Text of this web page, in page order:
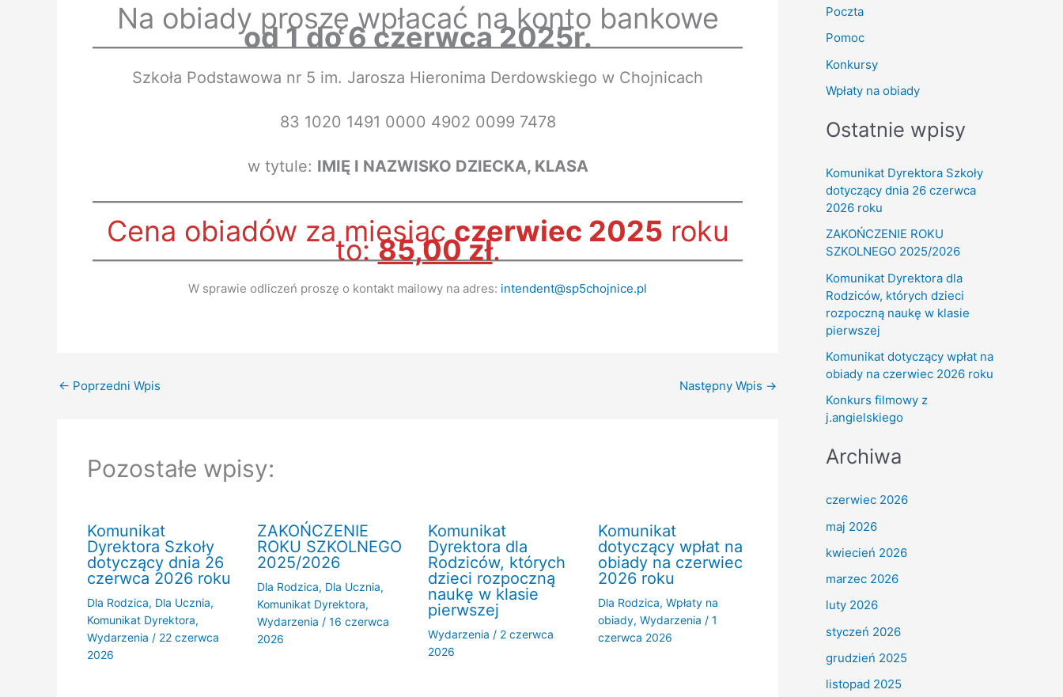
Na obiady proszę wpłacać na konto bankowe
od 1 do 6 czerwca 2025r.
Szkoła Podstawowa nr 5 im. Jarosza Hieronima Derdowskiego w Chojnicach
83 1020 1491 0000 4902 0099 7478
w tytule: IMIĘ I NAZWISKO DZIECKA, KLASA
Cena obiadów za miesiącczerwiec 2025 roku
to:85,00 zł.
W sprawie odliczeń proszę o kontakt mailowy na adres: intendent@sp5chojnice.pl
← Poprzedni Wpis Następny Wpis →
Pozostałe wpisy:
Komunikat
Dyrektora Szkoły
dotyczący dnia 26
czerwca 2026 roku
Dla Rodzica, Dla Ucznia,
Komunikat Dyrektora,
Wydarzenia / 22 czerwca
2026
ZAKOŃCZENIE
ROKU SZKOLNEGO
2025/2026
Dla Rodzica, Dla Ucznia,
Komunikat Dyrektora,
Wydarzenia / 16 czerwca
2026
Komunikat
Dyrektora dla
Rodziców, których
dzieci rozpoczną
naukę w klasie
pierwszej
Wydarzenia / 2 czerwca
2026
Komunikat
dotyczący wpłat na
obiady na czerwiec
2026 roku
Dla Rodzica, Wpłaty na
obiady, Wydarzenia / 1
czerwca 2026
Poczta
Pomoc
Konkursy
Wpłaty na obiady
Ostatnie wpisy
Komunikat Dyrektora Szkoły
dotyczący dnia 26 czerwca
2026 roku
ZAKOŃCZENIE ROKU
SZKOLNEGO 2025/2026
Komunikat Dyrektora dla
Rodziców, których dzieci
rozpoczną naukę w klasie
pierwszej
Komunikat dotyczący wpłat na
obiady na czerwiec 2026 roku
Konkurs filmowy z
j.angielskiego
Archiwa
czerwiec 2026
maj 2026
kwiecień 2026
marzec 2026
luty 2026
styczeń 2026
grudzień 2025
listopad 2025